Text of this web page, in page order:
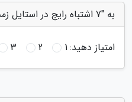
به "7 اشتباه رایج در استایل زمستانی آقایان" امتیاز دهید
امتیاز دهید:1
2
3